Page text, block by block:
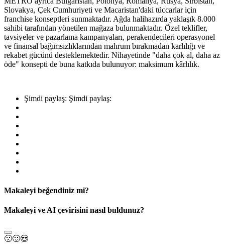
Slovakya, Çek Cumhuriyeti ve Macaristan'daki tüccarlar için
franchise konseptleri sunmaktadır. Ağda halihazırda yaklaşık 8.000
sahibi tarafından yönetilen mağaza bulunmaktadır. Özel teklifler,
tavsiyeler ve pazarlama kampanyaları, perakendecileri operasyonel
ve finansal bağımsızlıklarından mahrum bırakmadan karlılığı ve
rekabet gücünü desteklemektedir. Nihayetinde "daha çok al, daha az
öde" konsepti de buna katkıda bulunuyor: maksimum kârlılık.
Şimdi paylaş: Şimdi paylaş:
Makaleyi beğendiniz mi?
Makaleyi ve AI çevirisini nasıl buldunuz?
🙁🙂😍